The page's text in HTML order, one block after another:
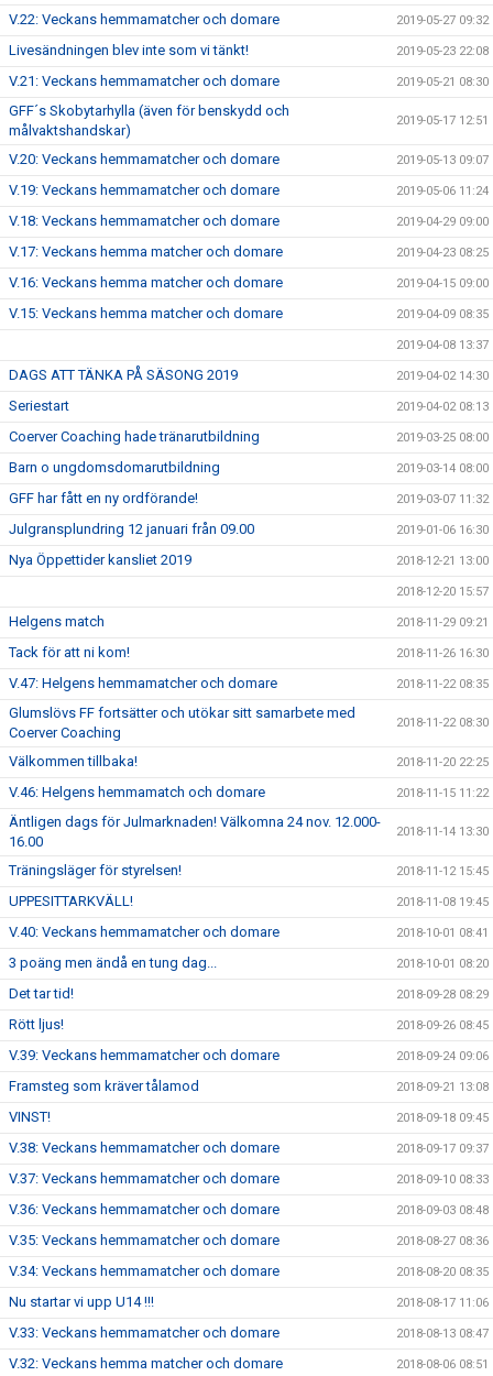
V.22: Veckans hemmamatcher och domare 2019-05-27 09:32
Livesändningen blev inte som vi tänkt! 2019-05-23 22:08
V.21: Veckans hemmamatcher och domare 2019-05-21 08:30
GFF´s Skobytarhylla (även för benskydd och
målvaktshandskar)
2019-05-17 12:51
V.20: Veckans hemmamatcher och domare 2019-05-13 09:07
V.19: Veckans hemmamatcher och domare 2019-05-06 11:24
V.18: Veckans hemmamatcher och domare 2019-04-29 09:00
V.17: Veckans hemma matcher och domare 2019-04-23 08:25
V.16: Veckans hemma matcher och domare 2019-04-15 09:00
V.15: Veckans hemma matcher och domare 2019-04-09 08:35
2019-04-08 13:37
DAGS ATT TÄNKA PÅ SÄSONG 2019 2019-04-02 14:30
Seriestart 2019-04-02 08:13
Coerver Coaching hade tränarutbildning 2019-03-25 08:00
Barn o ungdomsdomarutbildning 2019-03-14 08:00
GFF har fått en ny ordförande! 2019-03-07 11:32
Julgransplundring 12 januari från 09.00 2019-01-06 16:30
Nya Öppettider kansliet 2019 2018-12-21 13:00
2018-12-20 15:57
Helgens match 2018-11-29 09:21
Tack för att ni kom! 2018-11-26 16:30
V.47: Helgens hemmamatcher och domare 2018-11-22 08:35
Glumslövs FF fortsätter och utökar sitt samarbete med
Coerver Coaching
2018-11-22 08:30
Välkommen tillbaka! 2018-11-20 22:25
V.46: Helgens hemmamatch och domare 2018-11-15 11:22
Äntligen dags för Julmarknaden! Välkomna 24 nov. 12.000-
16.00
2018-11-14 13:30
Träningsläger för styrelsen! 2018-11-12 15:45
UPPESITTARKVÄLL! 2018-11-08 19:45
V.40: Veckans hemmamatcher och domare 2018-10-01 08:41
3 poäng men ändå en tung dag... 2018-10-01 08:20
Det tar tid! 2018-09-28 08:29
Rött ljus! 2018-09-26 08:45
V.39: Veckans hemmamatcher och domare 2018-09-24 09:06
Framsteg som kräver tålamod 2018-09-21 13:08
VINST! 2018-09-18 09:45
V.38: Veckans hemmamatcher och domare 2018-09-17 09:37
V.37: Veckans hemmamatcher och domare 2018-09-10 08:33
V.36: Veckans hemmamatcher och domare 2018-09-03 08:48
V.35: Veckans hemmamatcher och domare 2018-08-27 08:36
V.34: Veckans hemmamatcher och domare 2018-08-20 08:35
Nu startar vi upp U14 !!! 2018-08-17 11:06
V.33: Veckans hemmamatcher och domare 2018-08-13 08:47
V.32: Veckans hemma matcher och domare 2018-08-06 08:51